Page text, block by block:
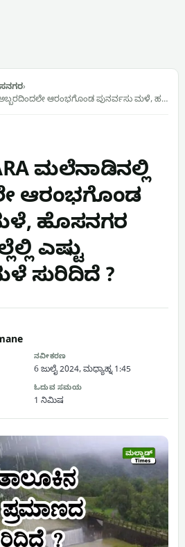
›
ಅಬ್ಬರದಿಂದಲೇ ಆರಂಭಗೊಂಡ ಪುನರ್ವಸು ಮಳೆ, ಹ…
ಮಲೆನಾಡಿನಲ್ಲಿ
ಆರಂಭಗೊಂಡ
ಹೊಸನಗರ
ಎಷ್ಟು
ಸುರಿದಿದೆ ?
ನವೀಕರಣ
6 ಜುಲೈ 2024, ಮಧ್ಯಾಹ್ನ 1:45
ಓದುವ ಸಮಯ
1 ನಿಮಿಷ